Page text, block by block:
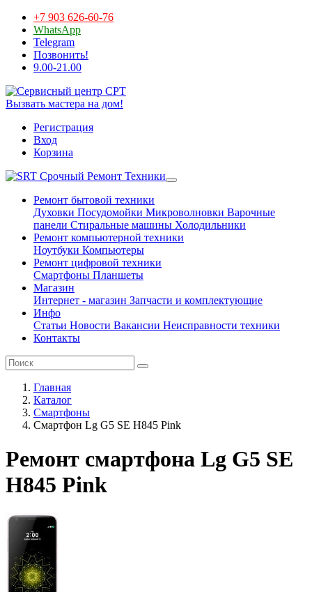
+7 903 626-60-76
WhatsApp
Telegram
Позвонить!
9.00-21.00
Вызвать мастера на дом!
Регистрация
Вход
Корзина
Срочный Ремонт Техники
Ремонт бытовой техники
Духовки Посудомойки Микроволновки Варочные
панели Стиральные машины Холодильники
Ремонт компьютерной техники
Ноутбуки Компьютеры
Ремонт цифровой техники
Смартфоны Планшеты
Магазин
Интернет - магазин Запчасти и комплектующие
Инфо
Статьи Новости Вакансии Неисправности техники
Контакты
Главная
Каталог
Смартфоны
Смартфон Lg G5 SE H845 Pink
Ремонт смартфона Lg G5 SE
H845 Pink